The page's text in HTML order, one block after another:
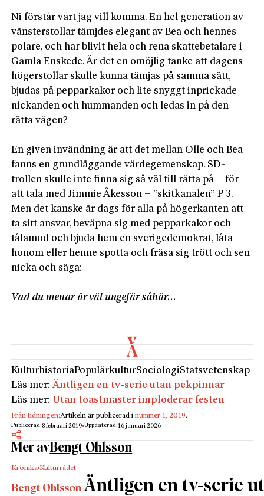
Ni förstår vart jag vill komma. En hel generation av
vänsterstollar tämjdes elegant av Bea och hennes
polare, och har blivit hela och rena skattebetalare i
Gamla Enskede. Är det en omöjlig tanke att dagens
högerstollar skulle kunna tämjas på samma sätt,
bjudas på pepparkakor och lite snyggt inprickade
nickanden och hummanden och ledas in på den
rätta vägen?
En given invändning är att det mellan Olle och Bea
fanns en grundläggande värdegemenskap. SD-
trollen skulle inte finna sig så väl till rätta på – för
att tala med Jimmie Åkesson – ”skitkanalen” P 3.
Men det kanske är dags för alla på högerkanten att
ta sitt ansvar, beväpna sig med pepparkakor och
tålamod och bjuda hem en sverigedemokrat, låta
honom eller henne spotta och fräsa sig trött och sen
nicka och säga:
Vad du menar är väl ungefär såhär…
KulturhistoriaPopulärkulturSociologiStatsvetenskap
Läs mer:Äntligen en tv-serie utan pekpinnar
Läs mer: Utan toastmaster imploderar festen
Från tidningen:Artikeln är publicerad inummer 1, 2019.
Publicerad:8 februari 2019 Uppdaterad:16 januari 2026
Mer avBengt Ohlsson
Krönika Kulturrådet
Bengt Ohlsson Äntligen en tv-serie